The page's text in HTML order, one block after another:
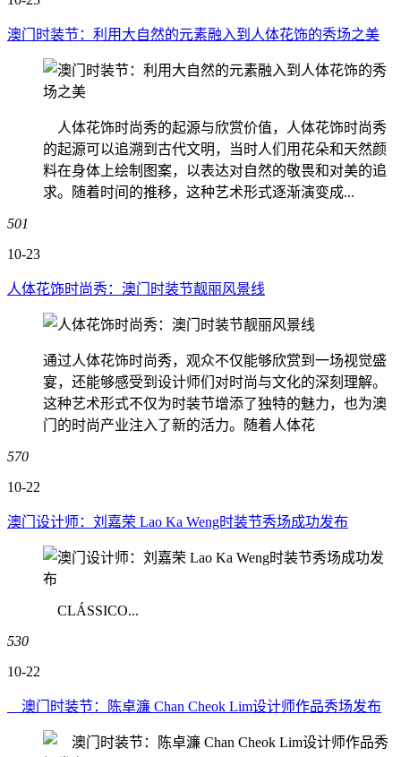
澳门时装节：利用大自然的元素融入到人体花饰的秀场之美
人体花饰时尚秀的起源与欣赏价值，人体花饰时尚秀
的起源可以追溯到古代文明，当时人们用花朵和天然颜
料在身体上绘制图案，以表达对自然的敬畏和对美的追
求。随着时间的推移，这种艺术形式逐渐演变成...
501
10-23
人体花饰时尚秀：澳门时装节靓丽风景线
通过人体花饰时尚秀，观众不仅能够欣赏到一场视觉盛
宴，还能够感受到设计师们对时尚与文化的深刻理解。
这种艺术形式不仅为时装节增添了独特的魅力，也为澳
门的时尚产业注入了新的活力。随着人体花
570
10-22
澳门设计师：刘嘉荣 Lao Ka Weng时装节秀场成功发布
CLÁSSICO...
530
10-22
澳门时装节：陈卓濂 Chan Cheok Lim设计师作品秀场发布